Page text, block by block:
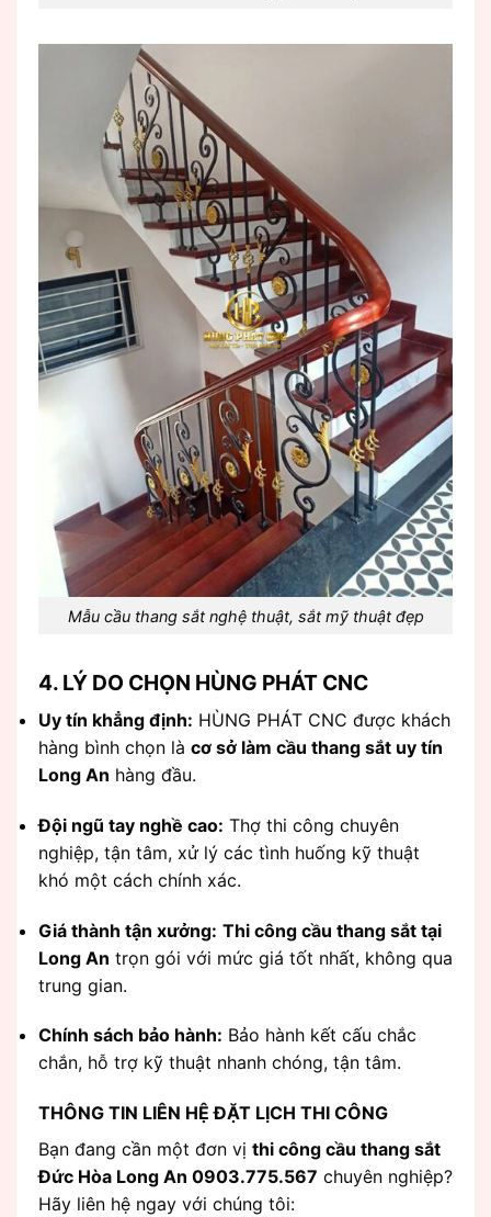
Mẫu cầu thang sắt nghệ thuật, sắt mỹ thuật đẹp
4. LÝ DO CHỌN HÙNG PHÁT CNC
Uy tín khẳng định: HÙNG PHÁT CNC được khách
hàng bình chọn là cơ sở làm cầu thang sắt uy tín
Long An hàng đầu.
Đội ngũ tay nghề cao: Thợ thi công chuyên
nghiệp, tận tâm, xử lý các tình huống kỹ thuật
khó một cách chính xác.
Giá thành tận xưởng: Thi công cầu thang sắt tại
Long An trọn gói với mức giá tốt nhất, không qua
trung gian.
Chính sách bảo hành: Bảo hành kết cấu chắc
chắn, hỗ trợ kỹ thuật nhanh chóng, tận tâm.
THÔNG TIN LIÊN HỆ ĐẶT LỊCH THI CÔNG
Bạn đang cần một đơn vị thi công cầu thang sắt
Đức Hòa Long An 0903.775.567 chuyên nghiệp?
Hãy liên hệ ngay với chúng tôi: